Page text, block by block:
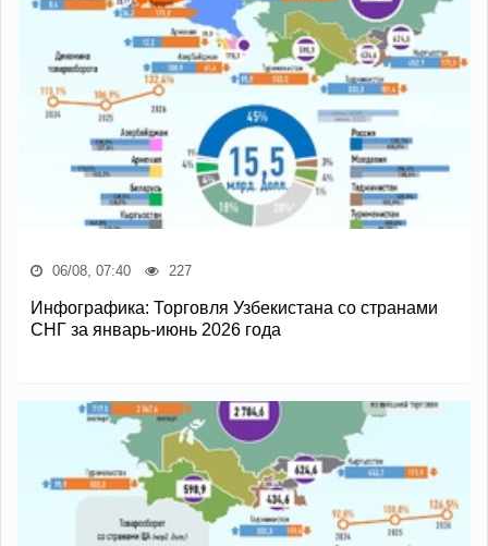
06/08, 07:40 227
Инфографика: Торговля Узбекистана со странами
СНГ за январь-июнь 2026 года